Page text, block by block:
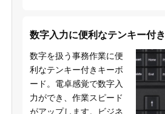
数字入力に便利なテンキー付き
数字を扱う事務作業に便
利なテンキー付きキーボ
ード。電卓感覚で数字入
力ができ、作業スピード
がアップします。ビジネ